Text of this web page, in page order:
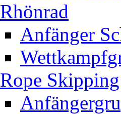
Rhönrad
Anfänger
Rope Skipping